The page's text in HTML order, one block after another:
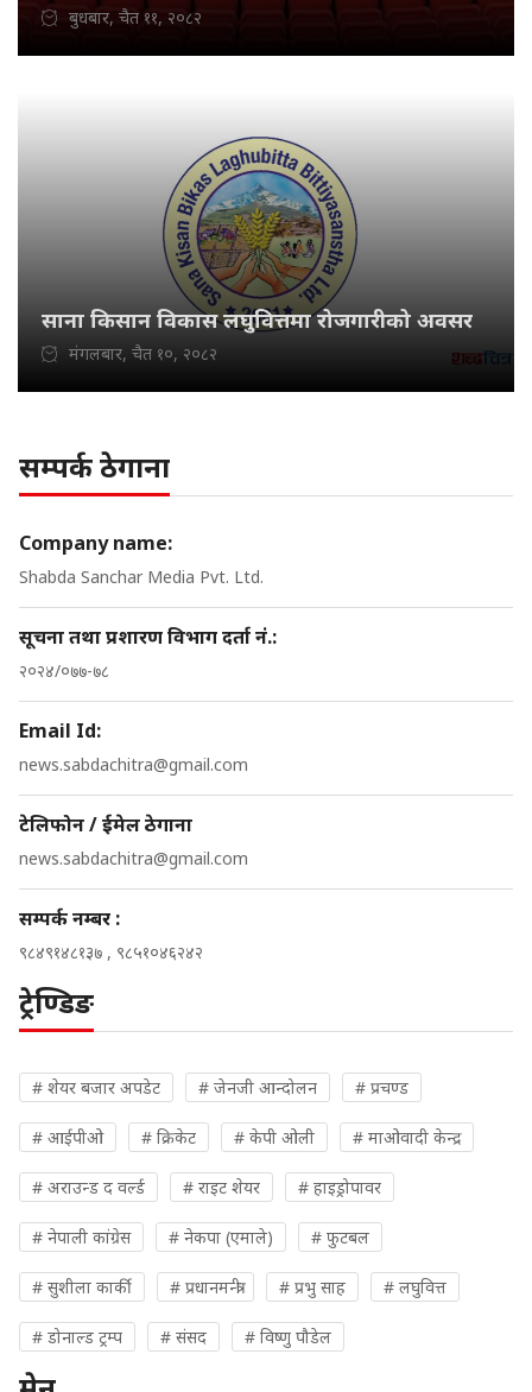
बुधबार, चैत ११, २०८२
साना किसान विकास लघुवित्तमा रोजगारीको अवसर
मंगलबार, चैत १०, २०८२
सम्पर्क ठेगाना
Company name:
Shabda Sanchar Media Pvt. Ltd.
सूचना तथा प्रशारण विभाग दर्ता नं.:
२०२४/०७७-७८
Email Id:
news.sabdachitra@gmail.com
टेलिफोन / ईमेल ठेगाना
news.sabdachitra@gmail.com
सम्पर्क नम्बर :
९८४९१४८१३७ , ९८५१०४६२४२
ट्रेण्डिङ
# शेयर बजार अपडेट # जेनजी आन्दोलन # प्रचण्ड
# आईपीओ # क्रिकेट # केपी ओली # माओवादी केन्द्र
# अराउन्ड द वर्ल्ड # राइट शेयर # हाइड्रोपावर
# नेपाली कांग्रेस # नेकपा (एमाले) # फुटबल
# सुशीला कार्की # प्रधानमन्त्री # प्रभु साह # लघुवित्त
# डोनाल्ड ट्रम्प # संसद # विष्णु पौडेल